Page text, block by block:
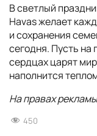
В светлый
Havas желает
и сохранения
сегодня. Пусть на
сердцах царят
наполнится
На правах
450